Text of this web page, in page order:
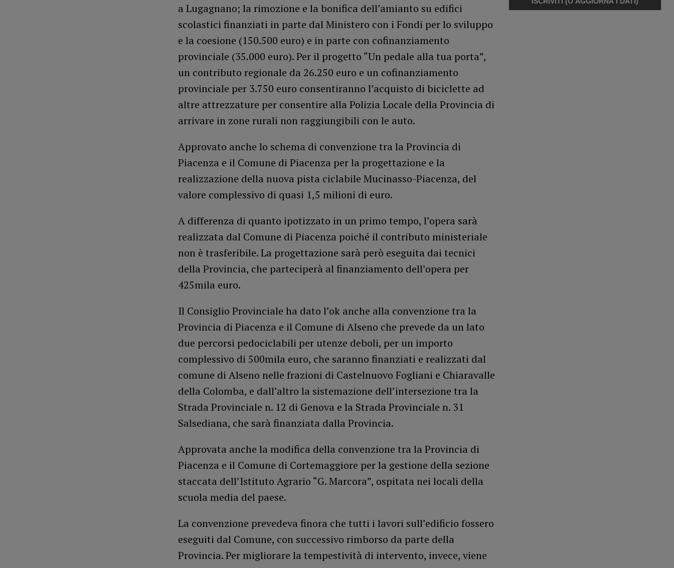
a Lugagnano; la rimozione e la bonifica dell’amianto su edifici
scolastici finanziati in parte dal Ministero con i Fondi per lo sviluppo
e la coesione (150.500 euro) e in parte con cofinanziamento
provinciale (35.000 euro). Per il progetto “Un pedale alla tua porta”,
un contributo regionale da 26.250 euro e un cofinanziamento
provinciale per 3.750 euro consentiranno l’acquisto di biciclette ad
altre attrezzature per consentire alla Polizia Locale della Provincia di
arrivare in zone rurali non raggiungibili con le auto.
Approvato anche lo schema di convenzione tra la Provincia di
Piacenza e il Comune di Piacenza per la progettazione e la
realizzazione della nuova pista ciclabile Mucinasso-Piacenza, del
valore complessivo di quasi 1,5 milioni di euro.
A differenza di quanto ipotizzato in un primo tempo, l’opera sarà
realizzata dal Comune di Piacenza poiché il contributo ministeriale
non è trasferibile. La progettazione sarà però eseguita dai tecnici
della Provincia, che parteciperà al finanziamento dell’opera per
425mila euro.
Il Consiglio Provinciale ha dato l’ok anche alla convenzione tra la
Provincia di Piacenza e il Comune di Alseno che prevede da un lato
due percorsi pedociclabili per utenze deboli, per un importo
complessivo di 500mila euro, che saranno finanziati e realizzati dal
comune di Alseno nelle frazioni di Castelnuovo Fogliani e Chiaravalle
della Colomba, e dall’altro la sistemazione dell’intersezione tra la
Strada Provinciale n. 12 di Genova e la Strada Provinciale n. 31
Salsediana, che sarà finanziata dalla Provincia.
Approvata anche la modifica della convenzione tra la Provincia di
Piacenza e il Comune di Cortemaggiore per la gestione della sezione
staccata dell’Istituto Agrario “G. Marcora”, ospitata nei locali della
scuola media del paese.
La convenzione prevedeva finora che tutti i lavori sull’edificio fossero
eseguiti dal Comune, con successivo rimborso da parte della
Provincia. Per migliorare la tempestività di intervento, invece, viene